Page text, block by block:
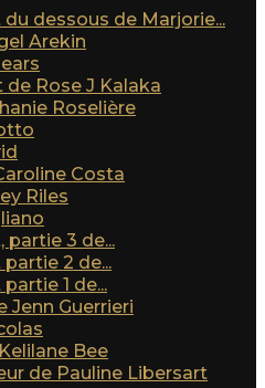
dessous de Marjorie...
Arekin
Rose J Kalaka
Roselière
Costa
Riles
partie 3 de...
2 de...
1 de...
Jenn Guerrieri
Bee
de Pauline Libersart